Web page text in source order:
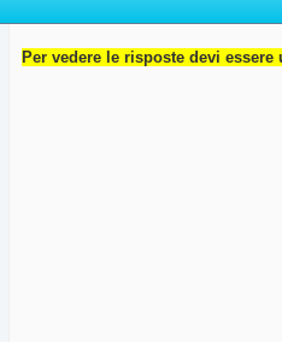
Per vedere le risposte devi